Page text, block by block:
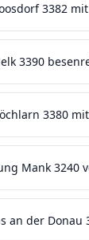
3382
3390
3380
Mank 3240
an der Donau